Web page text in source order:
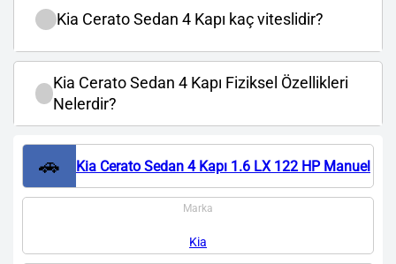
Kia Cerato Sedan 4 Kapı kaç viteslidir?
Kia Cerato Sedan 4 Kapı Fiziksel Özellikleri
Nelerdir?
🚗 Kia Cerato Sedan 4 Kapı 1.6 LX 122 HP Manuel
Marka
Kia